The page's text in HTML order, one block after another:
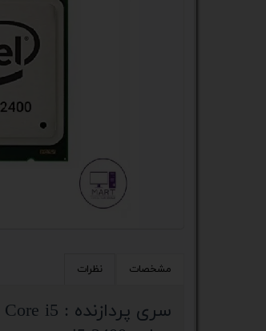
مشخصات نظرات
سری پردازنده : Core i5